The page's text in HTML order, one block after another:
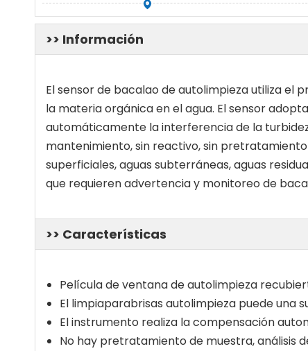
>> Información
El sensor de bacalao de autolimpieza utiliza el
la materia orgánica en el agua. El sensor
automáticamente la interferencia de la
mantenimiento, sin reactivo, sin
superficiales, aguas subterráneas, aguas
que requieren advertencia y monitoreo de
>> Características
Película de ventana de autolimpieza
El limpiaparabrisas autolimpieza puede una
El instrumento realiza la compensación
No hay pretratamiento de muestra, análisis